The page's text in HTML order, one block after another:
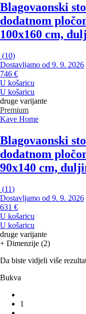
Blagovaonski
dodatnom
100x160 cm,
(10)
Dostavljamo od 9. 9. 2026
746 €
U košaricu
U košaricu
druge varijante
Premium
Kave Home
Blagovaonski
dodatnom
90x140 cm,
(11)
Dostavljamo od 9. 9. 2026
631 €
U košaricu
U košaricu
druge varijante
+ Dimenzije (2)
Da biste vidjeli više
Bukva
1